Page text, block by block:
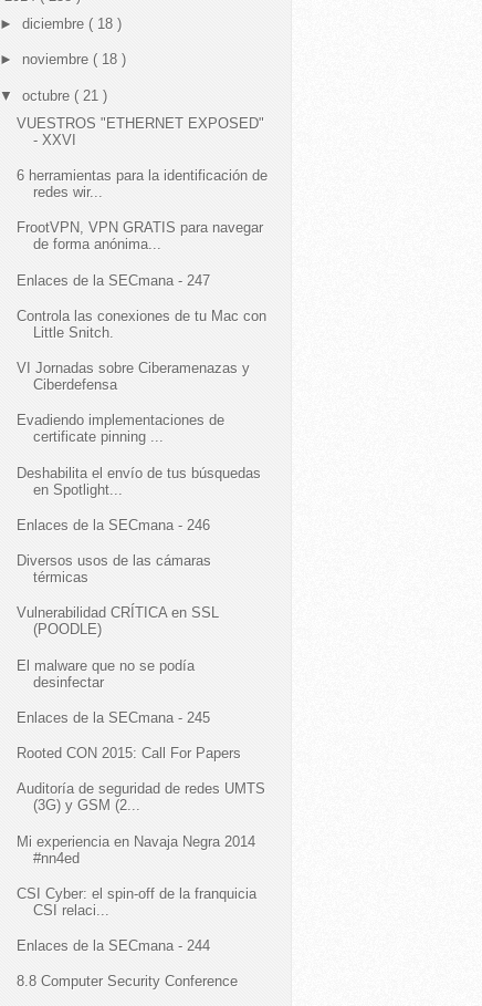
► diciembre ( 18 )
► noviembre ( 18 )
▼ octubre ( 21 )
VUESTROS "ETHERNET EXPOSED"
- XXVI
6 herramientas para la identificación de
redes wir...
FrootVPN, VPN GRATIS para navegar
de forma anónima...
Enlaces de la SECmana - 247
Controla las conexiones de tu Mac con
Little Snitch.
VI Jornadas sobre Ciberamenazas y
Ciberdefensa
Evadiendo implementaciones de
certificate pinning ...
Deshabilita el envío de tus búsquedas
en Spotlight...
Enlaces de la SECmana - 246
Diversos usos de las cámaras
térmicas
Vulnerabilidad CRÍTICA en SSL
(POODLE)
El malware que no se podía
desinfectar
Enlaces de la SECmana - 245
Rooted CON 2015: Call For Papers
Auditoría de seguridad de redes UMTS
(3G) y GSM (2...
Mi experiencia en Navaja Negra 2014
#nn4ed
CSI Cyber: el spin-off de la franquicia
CSI relaci...
Enlaces de la SECmana - 244
8.8 Computer Security Conference